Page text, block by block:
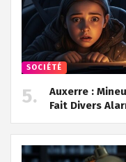
SOCIÉTÉ
Auxerre :
Fait Divers